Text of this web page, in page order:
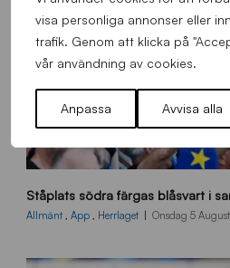
visa personliga annonser eller
trafik. Genom att klicka på
vår användning av cookies.
Anpassa Avvisa alla
ö
d
Allmänt , App , Herrlaget Onsdag 5